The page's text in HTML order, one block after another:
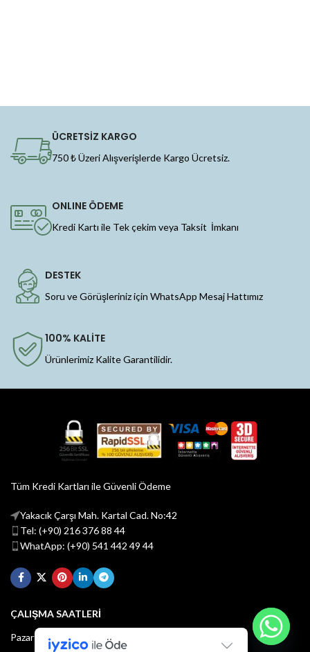
ÜCRETSİZ KARGO
750 ₺ Üzeri Alışverişlerde Kargo Ücretsiz.
ONLINE ÖDEME
Kredi Kartı ile Tek çekim veya Taksit İmkanı
DESTEK
Soru ve Görüşleriniz için WhatsApp Mesaj Hattımız
100% KALİTE
Ürünlerimiz Kalite Garantilidir.
Tüm Kredi Kartları ile Güvenli Ödeme
Yakacık Çarşı Mah. Kartal Cad. No:42
Tel: (+90) 216 376 88 44
WhatApp: (+90) 541 442 49 44
ÇALIŞMA SAATLERİ
Pazartesi - Cuma : 08:30 - 18:30